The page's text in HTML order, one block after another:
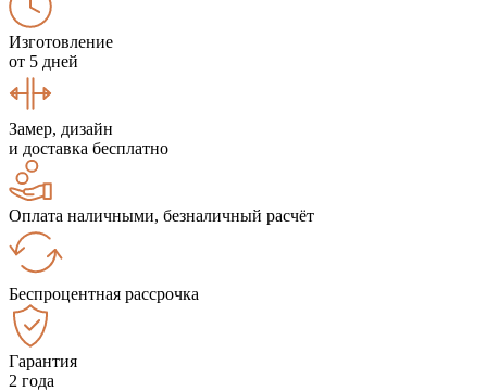
Изготовление
от 5 дней
Замер, дизайн
и доставка бесплатно
Оплата наличными, безналичный расчёт
Беспроцентная рассрочка
Гарантия
2 года